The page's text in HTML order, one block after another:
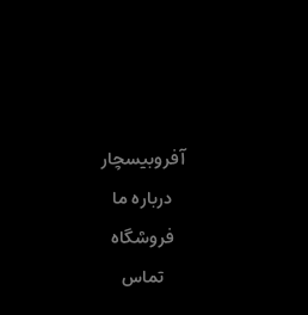
آفروبیسچار
درباره ما
فروشگاه
تماس